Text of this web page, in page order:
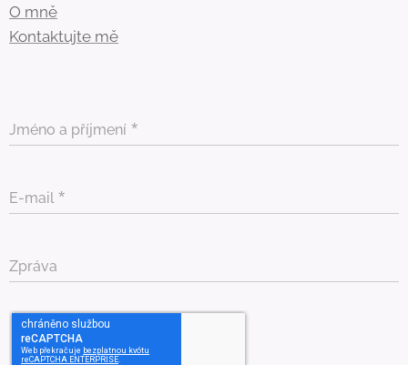
O mně
Kontaktujte mě
Jméno a příjmení
E-mail
Zpráva